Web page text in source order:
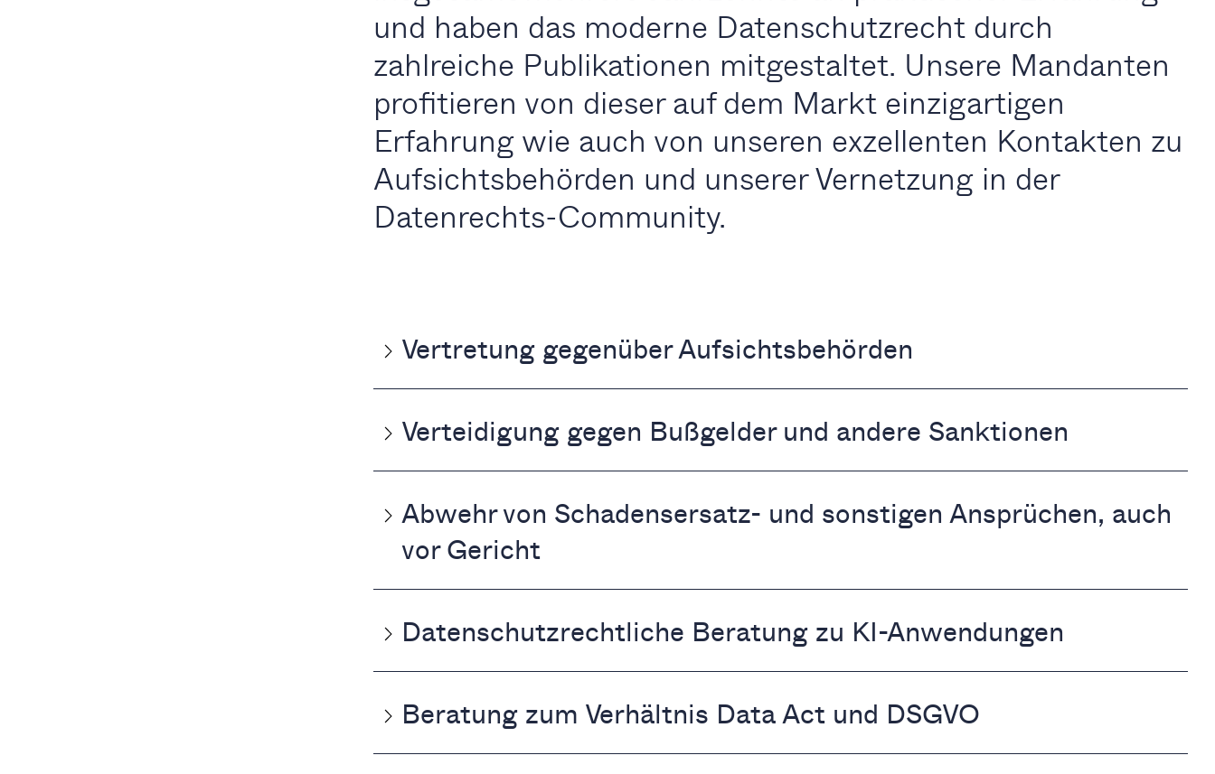
und haben das moderne Datenschutzrecht durch
zahlreiche Publikationen mitgestaltet. Unsere Mandanten
profitieren von dieser auf dem Markt einzigartigen
Erfahrung wie auch von unseren exzellenten Kontakten zu
Aufsichtsbehörden und unserer Vernetzung in der
Datenrechts-Community.
Vertretung gegenüber Aufsichtsbehörden
Verteidigung gegen Bußgelder und andere Sanktionen
Abwehr von Schadensersatz- und sonstigen Ansprüchen, auch
vor Gericht
Datenschutzrechtliche Beratung zu KI-Anwendungen
Beratung zum Verhältnis Data Act und DSGVO